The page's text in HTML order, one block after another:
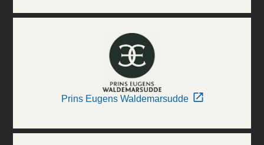
Prins Eugens Waldemarsudde